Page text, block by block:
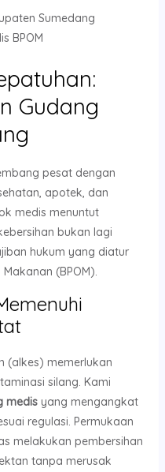
Sumedang
BPOM
Gudang
pesat dengan
apotek, dan
medis menuntut
bukan lagi
hukum yang diatur
(BPOM).
(alkes) memerlukan
silang. Kami
medisyang mengangkat
regulasi. Permukaan
melakukan pembersihan
tanpa merusak